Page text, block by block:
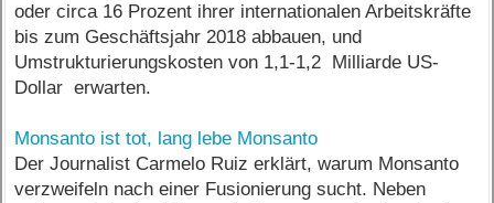
oder circa 16 Prozent ihrer internationalen Arbeitskräfte
bis zum Geschäftsjahr 2018 abbauen, und
Umstrukturierungskosten von 1,1-1,2 Milliarde US-
Dollar erwarten.
Monsanto ist tot, lang lebe Monsanto
Der Journalist Carmelo Ruiz erklärt, warum Monsanto
verzweifeln nach einer Fusionierung sucht. Neben